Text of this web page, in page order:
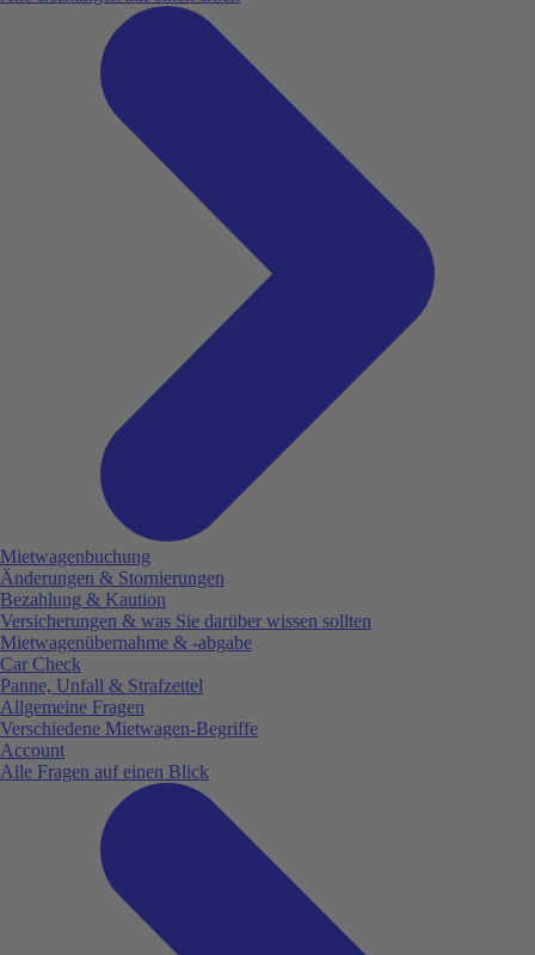
Mietwagenbuchung
Änderungen & Stornierungen
Bezahlung & Kaution
Versicherungen & was Sie darüber wissen sollten
Mietwagenübernahme & -abgabe
Car Check
Panne, Unfall & Strafzettel
Allgemeine Fragen
Verschiedene Mietwagen-Begriffe
Account
Alle Fragen auf einen Blick